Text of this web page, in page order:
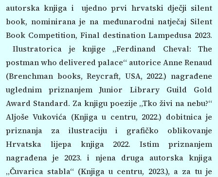
autorska knjiga i ujedno prvi hrvatski dječji silent
book, nominirana je na međunarodni natječaj Silent
Book Competition, Final destination Lampedusa 2023.
Ilustratorica je knjige „Ferdinand Cheval: The
postman who delivered palace“ autorice Anne Renaud
(Brenchman books, Reycraft, USA, 2022.) nagrađene
uglednim priznanjem Junior Library Guild Gold
Award Standard. Za knjigu poezije „Tko živi na nebu?“
Aljoše Vukovića (Knjiga u centru, 2022.) dobitnica je
priznanja za ilustraciju i grafičko oblikovanje
Hrvatska lijepa knjiga 2022. Istim priznanjem
nagrađena je 2023. i njena druga autorska knjiga
„Čuvarica stabla“ (Knjiga u centru, 2023.), a za tu je